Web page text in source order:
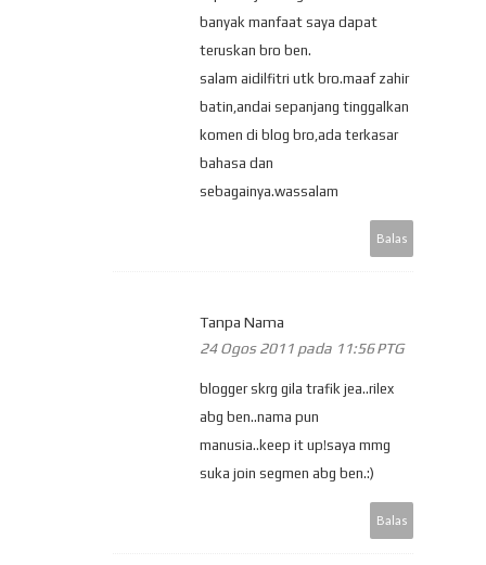
banyak manfaat saya dapat
teruskan bro ben.
salam aidilfitri utk bro.maaf zahir
batin,andai sepanjang tinggalkan
komen di blog bro,ada terkasar
bahasa dan
sebagainya.wassalam
Balas
Tanpa Nama
24 Ogos 2011 pada 11:56 PTG
blogger skrg gila trafik jea..rilex
abg ben..nama pun
manusia..keep it up!saya mmg
suka join segmen abg ben.:)
Balas